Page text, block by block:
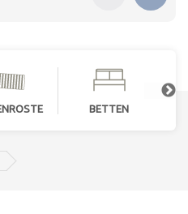
BETTEN